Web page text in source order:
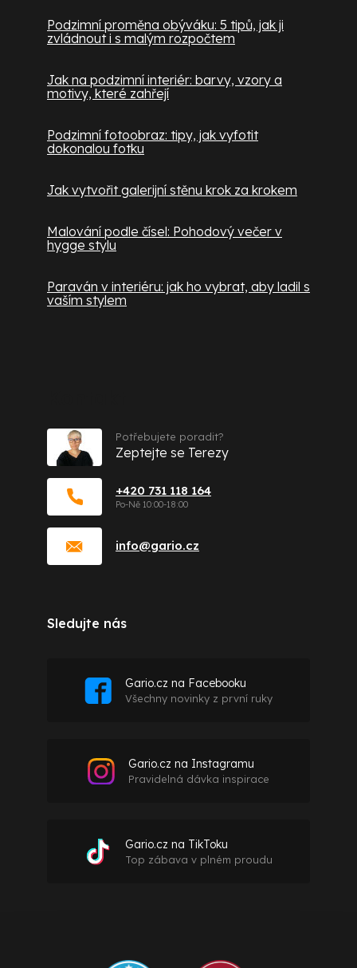
Podzimní proměna obýváku: 5 tipů, jak ji
zvládnout i s malým rozpočtem
Jak na podzimní interiér: barvy, vzory a
motivy, které zahřejí
Podzimní fotoobraz: tipy, jak vyfotit
dokonalou fotku
Jak vytvořit galerijní stěnu krok za krokem
Malování podle čísel: Pohodový večer v
hygge stylu
Paraván v interiéru: jak ho vybrat, aby ladil s
vaším stylem
info@gario.cz
+420 731 118 164
Potřebujete poradit?
Zeptejte se Terezy
Sledujte nás
Gario.cz na Facebooku
Všechny novinky z první ruky
Gario.cz na Instagramu
Pravidelná dávka inspirace
Gario.cz na TikToku
Top zábava v plném proudu